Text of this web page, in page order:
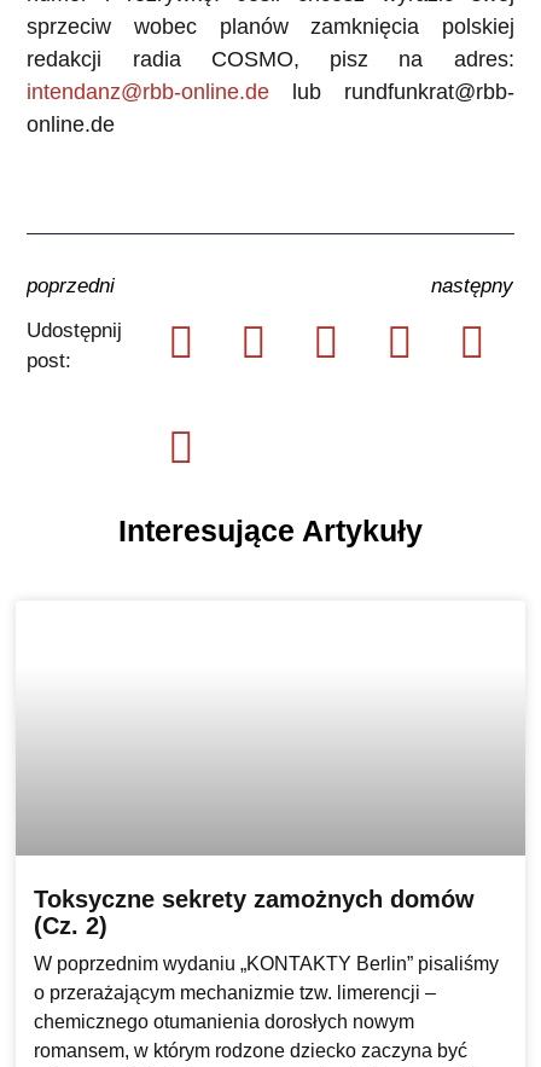
sprzeciw wobec planów zamknięcia polskiej
redakcji radia COSMO, pisz na adres:
intendanz@rbb-online.de lub rundfunkrat@rbb-
online.de
poprzedni
następny
Udostępnij
post:
Interesujące Artykuły
Toksyczne sekrety zamożnych domów
(Cz. 2)
W poprzednim wydaniu „KONTAKTY Berlin” pisaliśmy
o przerażającym mechanizmie tzw. limerencji –
chemicznego otumanienia dorosłych nowym
romansem, w którym rodzone dziecko zaczyna być